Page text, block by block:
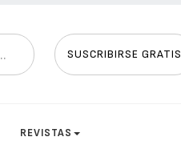
SUSCRIBIRSE GRATIS
REVISTAS